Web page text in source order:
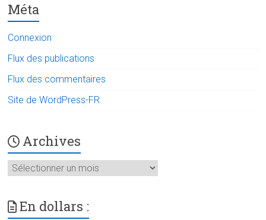
Méta
Connexion
Flux des publications
Flux des commentaires
Site de WordPress-FR
Archives
Archives
En dollars :